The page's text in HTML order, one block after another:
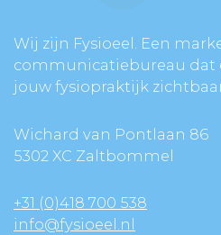
Wij zijn Fysioeel. Een
communicatiebureau dat
jouw fysiopraktijk
Wichard van Pontlaan 86
5302 XC Zaltbommel
+31 (0)418 700 538
info@fysioeel.nl